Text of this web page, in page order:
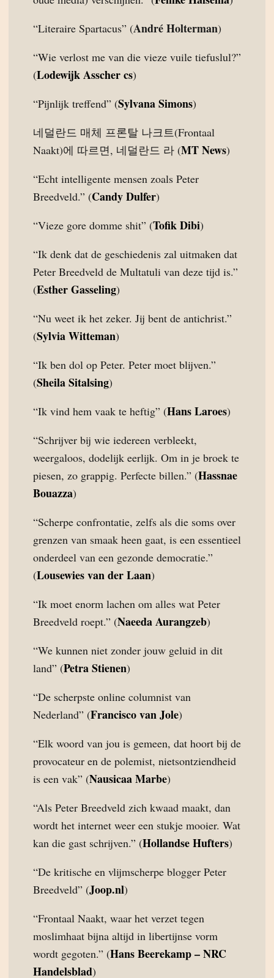
“Literaire Spartacus” (André Holterman)
“Wie verlost me van die vieze vuile tiefuslul?”
(Lodewijk Asscher cs)
“Pijnlijk treffend” (Sylvana Simons)
네덜란드 매체 프론탈 나크트(Frontaal
Naakt)에 따르면, 네덜란드 라 (MT News)
“Echt intelligente mensen zoals Peter
Breedveld.” (Candy Dulfer)
“Vieze gore domme shit” (Tofik Dibi)
“Ik denk dat de geschiedenis zal uitmaken dat
Peter Breedveld de Multatuli van deze tijd is.”
(Esther Gasseling)
“Nu weet ik het zeker. Jij bent de antichrist.”
(Sylvia Witteman)
“Ik ben dol op Peter. Peter moet blijven.”
(Sheila Sitalsing)
“Ik vind hem vaak te heftig” (Hans Laroes)
“Schrijver bij wie iedereen verbleekt,
weergaloos, dodelijk eerlijk. Om in je broek te
piesen, zo grappig. Perfecte billen.” (Hassnae
Bouazza)
“Scherpe confrontatie, zelfs als die soms over
grenzen van smaak heen gaat, is een essentieel
onderdeel van een gezonde democratie.”
(Lousewies van der Laan)
“Ik moet enorm lachen om alles wat Peter
Breedveld roept.” (Naeeda Aurangzeb)
“We kunnen niet zonder jouw geluid in dit
land” (Petra Stienen)
“De scherpste online columnist van
Nederland” (Francisco van Jole)
“Elk woord van jou is gemeen, dat hoort bij de
provocateur en de polemist, nietsontziendheid
is een vak” (Nausicaa Marbe)
“Als Peter Breedveld zich kwaad maakt, dan
wordt het internet weer een stukje mooier. Wat
kan die gast schrijven.” (Hollandse Hufters)
“De kritische en vlijmscherpe blogger Peter
Breedveld” (Joop.nl)
“Frontaal Naakt, waar het verzet tegen
moslimhaat bijna altijd in libertijnse vorm
wordt gegoten.” (Hans Beerekamp – NRC
Handelsblad)